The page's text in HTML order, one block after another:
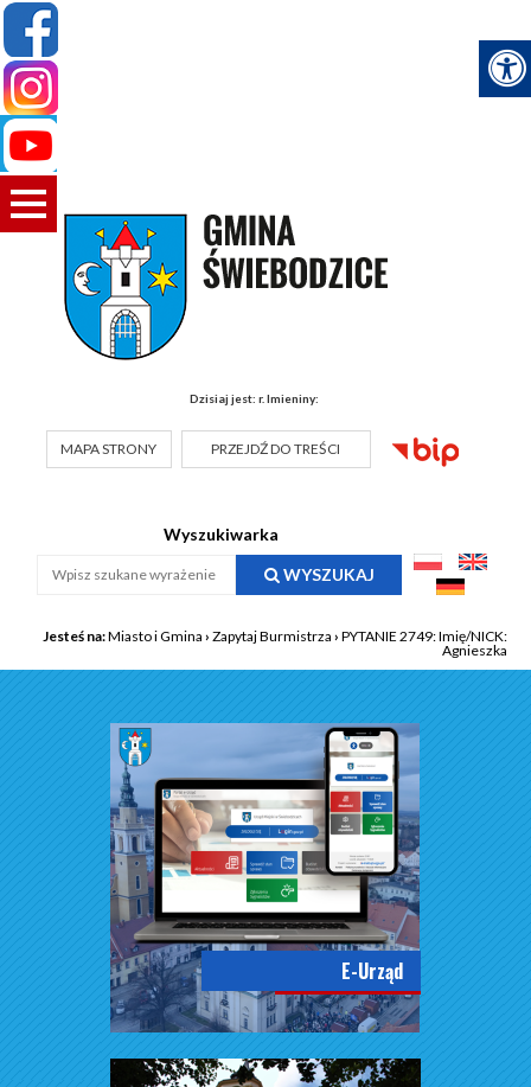
Dzisiaj jest: r. Imieniny:
MAPA STRONY PRZEJDŹ DO TREŚCI
Wyszukiwarka
WYSZUKAJ
Jesteś na:Miasto i Gmina › Zapytaj Burmistrza › PYTANIE 2749: Imię/NICK:
Agnieszka
E-Urząd